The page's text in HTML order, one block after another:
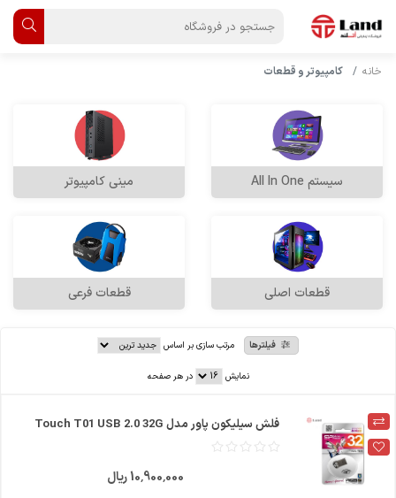
خانه کامپیوتر و قطعات
سیستم All In One مینی کامپیوتر
قطعات اصلی قطعات فرعی
فیلترها مرتب سازی بر اساس
نمایش در هر صفحه
فلش سیلیکون پاور مدل Touch T01 USB 2.0 32G
10٬900٬000 ریال